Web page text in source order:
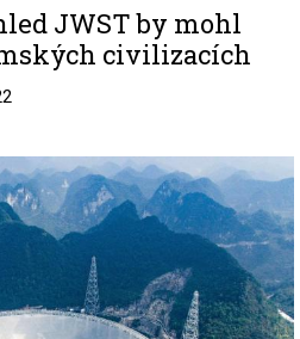
JWST by mohl
civilizacích